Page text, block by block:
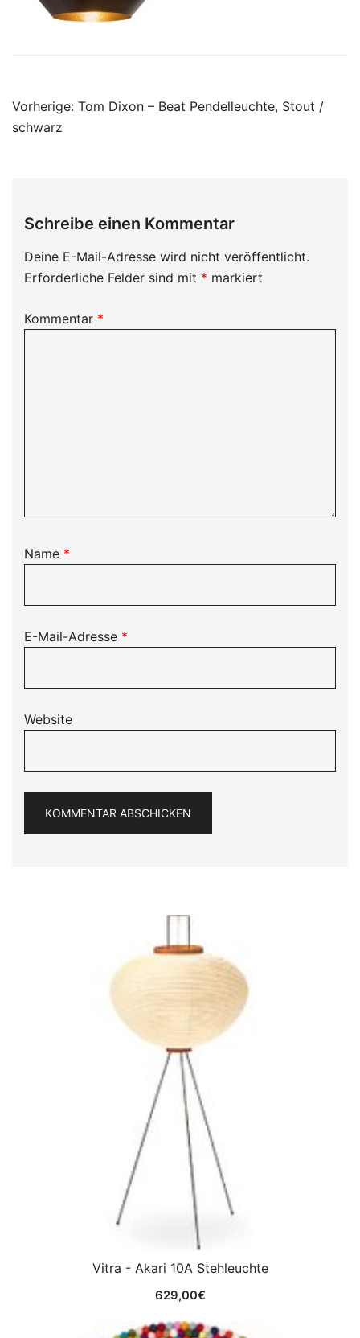
Beitragsnavigation
Vorherige: Tom Dixon – Beat Pendelleuchte, Stout /
schwarz
Schreibe einen Kommentar
Deine E-Mail-Adresse wird nicht veröffentlicht.
Erforderliche Felder sind mit * markiert
Kommentar *
Name *
E-Mail-Adresse *
Website
Vitra - Akari 10A Stehleuchte
629,00€